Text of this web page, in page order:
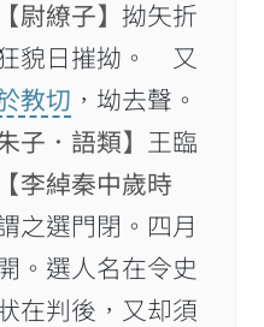
【尉繚子】 拗矢折
貌日摧拗。 又
教切 ，坳去聲。
朱子．語類】 王臨
【李綽秦中歲時
之選門閉。四月
。選人名在令史
在判後，又却須